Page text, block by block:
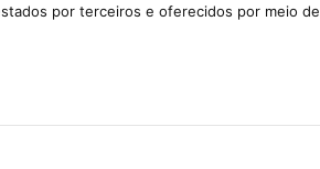
por terceiros e oferecidos por meio de